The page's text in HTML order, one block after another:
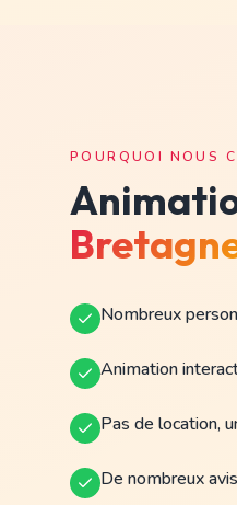
POURQUOI NOUS
Nombreux
Animation
Pas de location,
De nombreux